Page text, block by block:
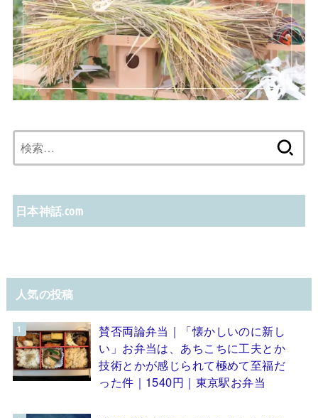
索:
日本神話.com
人気の投稿
賛否両論弁当｜「懐かしいのに新し
い」お弁当は、あちこちに工夫とか
技術とかが感じられて極めて至福だ
った件｜1540円｜東京駅お弁当